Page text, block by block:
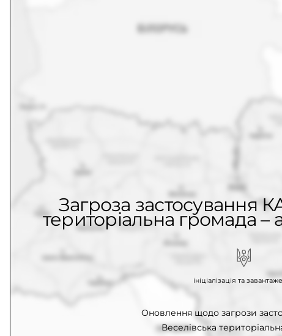
Загроза застосування
територіальна громада –
Оновлення щодо загрози
Веселівська
ініціалізація та